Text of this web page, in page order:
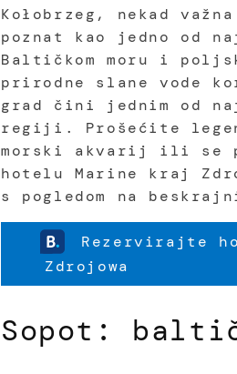
Kołobrzeg, nekad
poznat kao jedno od
Baltičkom moru i
prirodne slane vode
grad čini jednim od
regiji. Prošećite
morski akvarij ili se
hotelu Marine kraj
s pogledom na
Rezervirajte
Zdrojowa
Sopot: